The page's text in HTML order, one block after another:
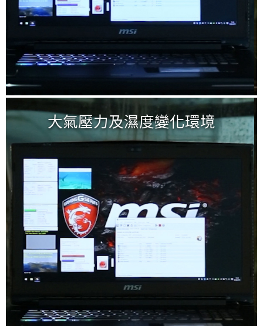
TRUE COLOR色彩調
校
確保面板呈現色彩的準確性，呈現
接近100% sRGB色域標準。
大氣壓力及濕度變化環境